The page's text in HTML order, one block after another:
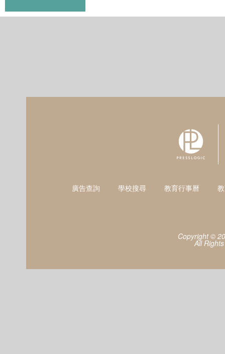
廣告查詢 學校搜尋 教育行事曆
Copyright ©
All